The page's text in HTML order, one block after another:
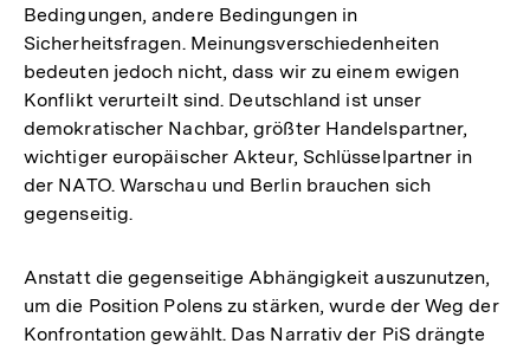
Bedingungen, andere Bedingungen in
Sicherheitsfragen. Meinungsverschiedenheiten
bedeuten jedoch nicht, dass wir zu einem ewigen
Konflikt verurteilt sind. Deutschland ist unser
demokratischer Nachbar, größter Handelspartner,
wichtiger europäischer Akteur, Schlüsselpartner in
der NATO. Warschau und Berlin brauchen sich
gegenseitig.
Anstatt die gegenseitige Abhängigkeit auszunutzen,
um die Position Polens zu stärken, wurde der Weg der
Konfrontation gewählt. Das Narrativ der PiS drängte